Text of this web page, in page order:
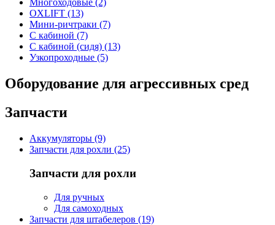
Многоходовые (2)
OXLIFT (13)
Мини-ричтраки (7)
С кабиной (7)
С кабиной (сидя) (13)
Узкопроходные (5)
Оборудование для агрессивных сред
Запчасти
Аккумуляторы (9)
Запчасти для рохли (25)
Запчасти для рохли
Для ручных
Для самоходных
Запчасти для штабелеров (19)